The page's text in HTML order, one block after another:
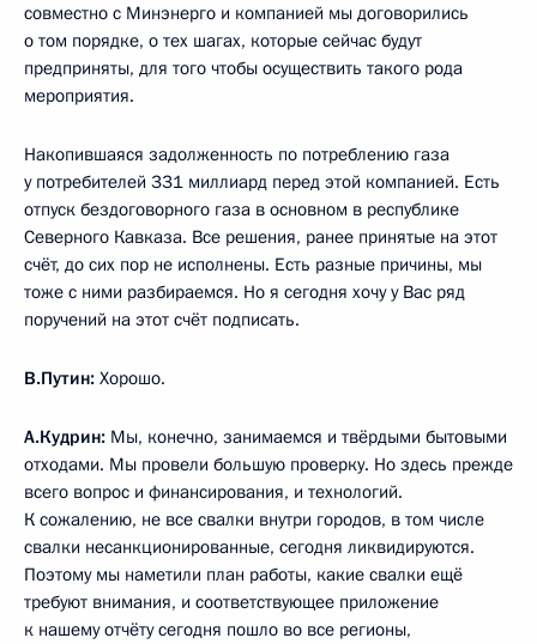
совместно с Минэнерго и компанией мы договорились
о том порядке, о тех шагах, которые сейчас будут
предприняты, для того чтобы осуществить такого рода
мероприятия.
Накопившаяся задолженность по потреблению газа
у потребителей 331 миллиард перед этой компанией. Есть
отпуск бездоговорного газа в основном в республике
Северного Кавказа. Все решения, ранее принятые на этот
счёт, до сих пор не исполнены. Есть разные причины, мы
тоже с ними разбираемся. Но я сегодня хочу у Вас ряд
поручений на этот счёт подписать.
В.Путин: Хорошо.
А.Кудрин: Мы, конечно, занимаемся и твёрдыми бытовыми
отходами. Мы провели большую проверку. Но здесь прежде
всего вопрос и финансирования, и технологий.
К сожалению, не все свалки внутри городов, в том числе
свалки несанкционированные, сегодня ликвидируются.
Поэтому мы наметили план работы, какие свалки ещё
требуют внимания, и соответствующее приложение
к нашему отчёту сегодня пошло во все регионы,